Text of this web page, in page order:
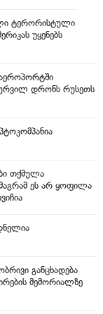
ტერორისტული
უყენებს
აეროპორტში
დრონს რუსეთს
თქმულა
ეს არ ყოფილა
განცხადება
მემორიალზე